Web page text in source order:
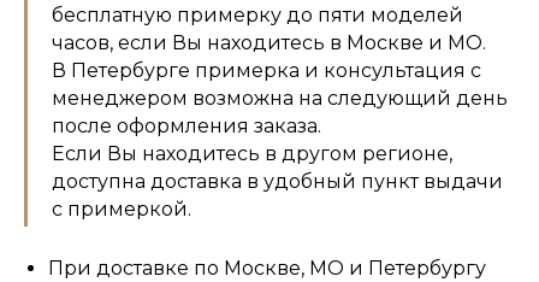
бесплатную примерку до пяти моделей
часов, если Вы находитесь в Москве и МО.
В Петербурге примерка и консультация с
менеджером возможна на следующий день
после оформления заказа.
Если Вы находитесь в другом регионе,
доступна доставка в удобный пункт выдачи
с примеркой.
При доставке по Москве, МО и Петербургу